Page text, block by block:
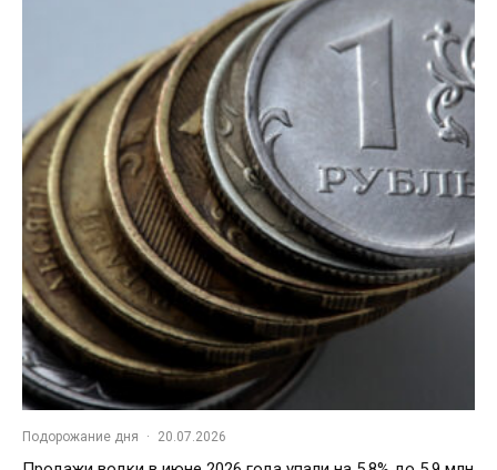
Подорожание дня · 20.07.2026